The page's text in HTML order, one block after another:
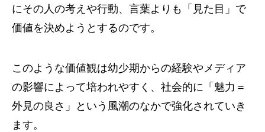
にその人の考えや行動、言葉よりも「見た目」で
価値を決めようとするのです。
このような価値観は幼少期からの経験やメディア
の影響によって培われやすく、社会的に「魅力＝
外見の良さ」という風潮のなかで強化されていき
ます。